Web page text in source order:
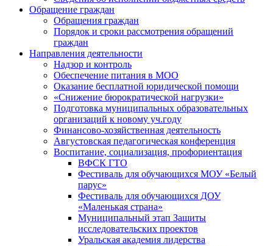
Обращение граждан
Обращения граждан
Порядок и сроки рассмотрения обращений
граждан
Направления деятельности
Надзор и контроль
Обеспечение питания в МОО
Оказание бесплатной юридической помощи
«Снижение бюрократической нагрузки»
Подготовка муниципальных образовательных
организаций к новому уч.году
Финансово-хозяйственная деятельность
Августовская педагогическая конференция
Воспитание, социализация, профориентация
ВФСК ГТО
Фестиваль для обучающихся МОУ «Белый
парус»
Фестиваль для обучающихся ДОУ
«Маленькая страна»
Муниципальный этап Защиты
исследовательских проектов
Уральская академия лидерства